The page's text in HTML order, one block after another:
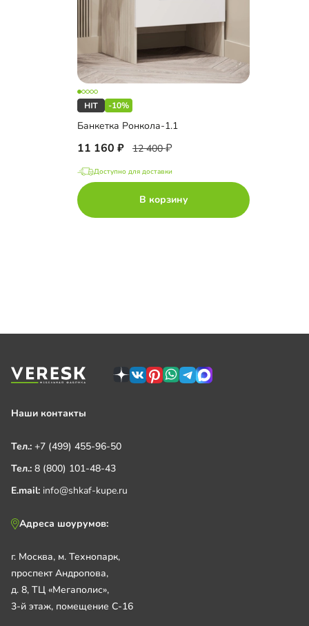
-10%
Банкетка Ронкола-1.1
11 160 12 400
Доступно для доставки
В корзину
Наши контакты
Тел.: +7 (499) 455-96-50
Тел.: 8 (800) 101-48-43
E.mail: info@shkaf-kupe.ru
Адреса шоурумов:
г. Москва, м. Технопарк,
проспект Андропова,
д. 8, ТЦ «Мегаполис»,
3-й этаж, помещение С-16